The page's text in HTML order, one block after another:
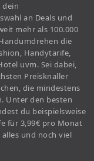
dein
an Deals und
mehr als 100.000
die
Handytarife,
uvm. Sei dabei,
Preisknaller
die mindestens
Unter den besten
du beispielsweise
für 3,99€ pro Monat
und noch viel